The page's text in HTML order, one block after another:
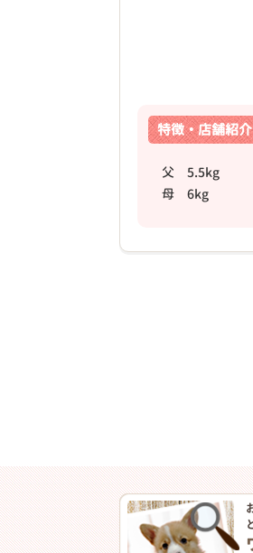
特徴・店舗紹介
父 5.5kg
母 6kg